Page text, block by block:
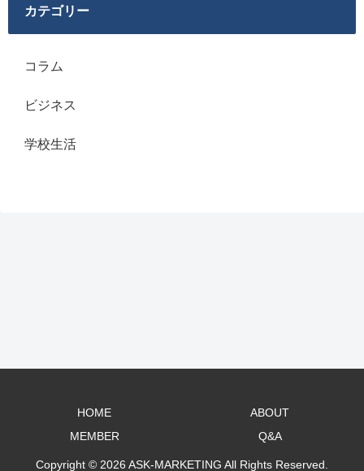
カテゴリー
コラム
ビジネス
学校生活
HOME
ABOUT
MEMBER
Q&A
Copyright © 2026 ASK-MARKETING All Rights Reserved.